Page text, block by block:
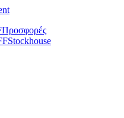
Προσφορές
Stockhouse